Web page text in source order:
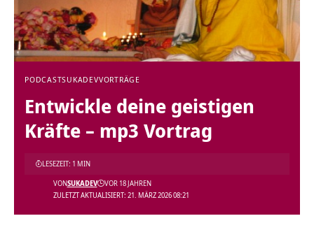
PODCASTSUKADEVVORTRÄGE
Entwickle deine geistigen
Kräfte – mp3 Vortrag
ZULETZT AKTUALISIERT: 21. MÄRZ 2026 08:21
VONSUKADEV VOR 18 JAHREN
LESEZEIT: 1 MIN